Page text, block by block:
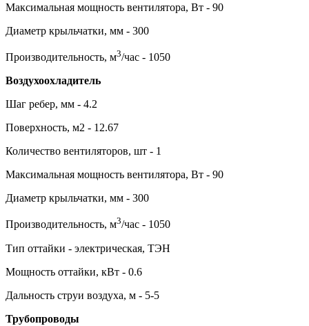
Максимальная мощность вентилятора, Вт - 90
Диаметр крыльчатки, мм - 300
Производительность, м3/час - 1050
Воздухоохладитель
Шаг ребер, мм - 4.2
Поверхность, м2 - 12.67
Количество вентиляторов, шт - 1
Максимальная мощность вентилятора, Вт - 90
Диаметр крыльчатки, мм - 300
Производительность, м3/час - 1050
Тип оттайки - электрическая, ТЭН
Мощность оттайки, кВт - 0.6
Дальность струи воздуха, м - 5-5
Трубопроводы